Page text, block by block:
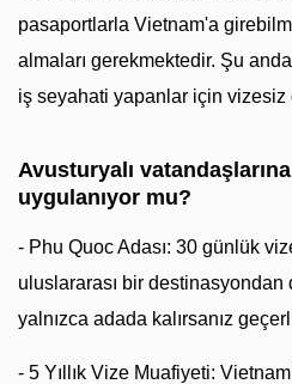
pasaportlarla Vietnam'a
almaları gerekmektedir. Şu
iş seyahati yapanlar için vizesiz
Avusturyalı
uygulanıyor mu?
- Phu Quoc Adası: 30 günlük
uluslararası bir
yalnızca adada kalırsanız
- 5 Yıllık Vize Muafiyeti: